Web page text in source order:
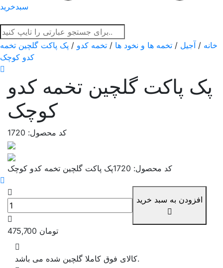
سبدخرید
خانه / آجیل / تخمه ها و نخود ها / تخمه کدو / پک پاکت گلچین تخمه
کدو کوچک
پک پاکت گلچین تخمه کدو
کوچک
کد محصول: 1720
پک پاکت گلچین تخمه کدو کوچک کد محصول: 1720
افزودن به سبد خرید
475,700 تومان
کالای فوق کاملا گلچین شده می باشد.